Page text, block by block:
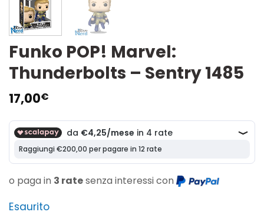
Funko POP! Marvel:
Thunderbolts – Sentry 1485
17,00€
o paga in 3 ratesenza interessi con
Esaurito